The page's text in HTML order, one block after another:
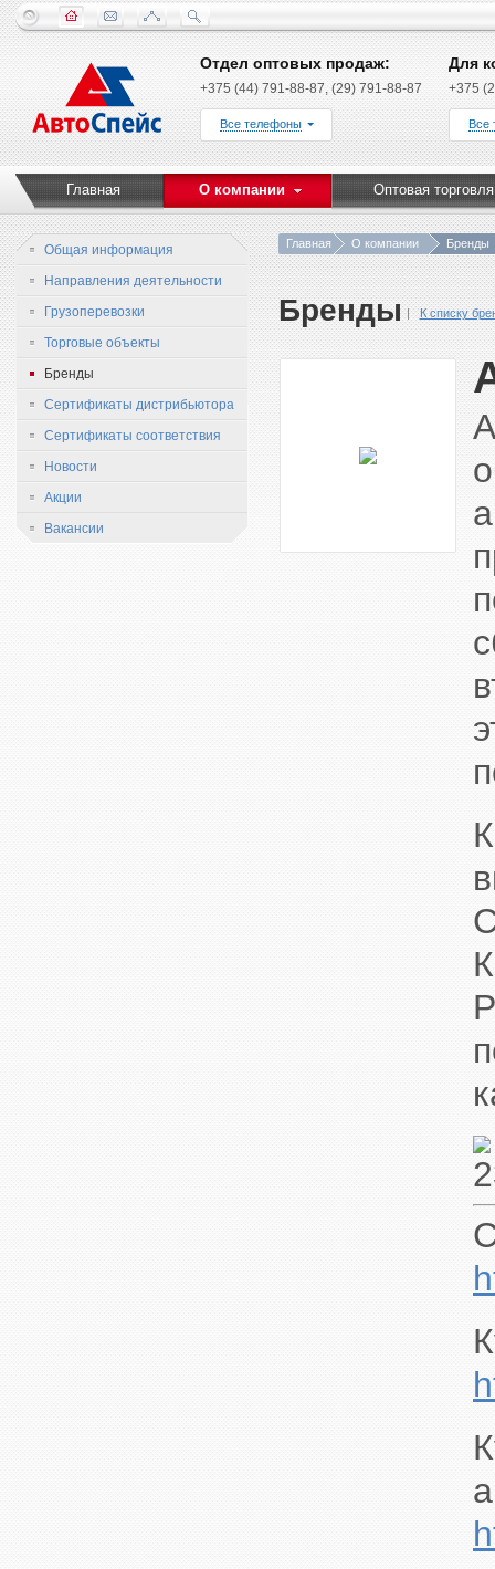
Отдел оптовых продаж:
+375 (44) 791-88-87, (29) 791-88-87
Все телефоны
Для
+375
Все
Главная О компании Оптовая торговля
Общая информация
Направления деятельности
Грузоперевозки
Торговые объекты
Бренды
Сертификаты дистрибьютора
Сертификаты соответствия
Новости
Акции
Вакансии
Главная О компании Бренды
Бренды К списку